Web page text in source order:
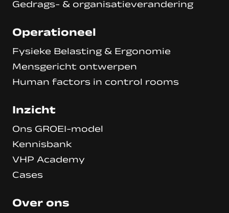
Gedrags- & organisatieverandering
Operationeel
Fysieke Belasting & Ergonomie
Mensgericht ontwerpen
Human factors in control rooms
Inzicht
Ons GROEI-model
Kennisbank
VHP Academy
Cases
Over ons